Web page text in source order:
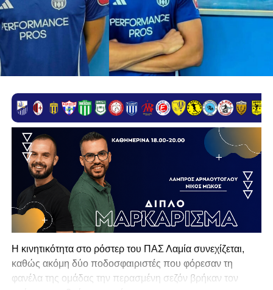
Η κινητικότητα στο ρόστερ του ΠΑΣ Λαμία συνεχίζεται,
καθώς ακόμη δύο ποδοσφαιριστές που φόρεσαν τη
φανέλα της ομάδας την περασμένη σεζόν βρήκαν τον